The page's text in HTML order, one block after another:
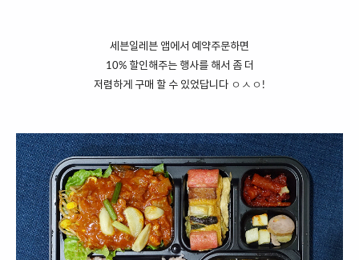
세븐일레븐 앱에서 예약주문하면
10% 할인해주는 행사를 해서 좀 더
저렴하게 구매 할 수 있었답니다 ㅇㅅㅇ!